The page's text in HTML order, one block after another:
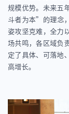
规模优势。未来五
斗者为本”的理念
姿攻坚克难，全力
场共鸣，各区域负
定了具体、可落地
高增长。